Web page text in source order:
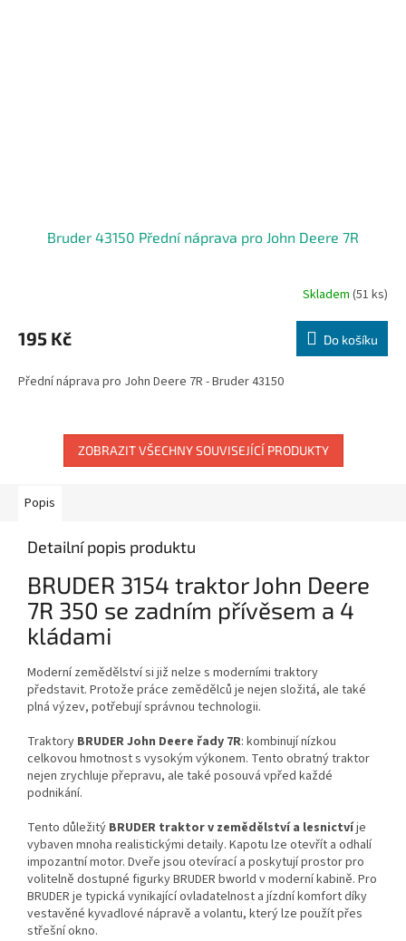
Bruder 43150 Přední náprava pro John Deere 7R
Skladem (51 ks)
195 Kč Do košíku
Přední náprava pro John Deere 7R - Bruder 43150
ZOBRAZIT VŠECHNY SOUVISEJÍCÍ PRODUKTY
Popis
Detailní popis produktu
BRUDER 3154 traktor John Deere
7R 350 se zadním přívěsem a 4
kládami
Moderní zemědělství si již nelze s moderními traktory
představit. Protože práce zemědělců je nejen složitá, ale také
plná výzev, potřebují správnou technologii.
Traktory BRUDER John Deere řady 7R: kombinují nízkou
celkovou hmotnost s vysokým výkonem. Tento obratný traktor
nejen zrychluje přepravu, ale také posouvá vpřed každé
podnikání.
Tento důležitý BRUDER traktor v zemědělství a lesnictvíje
vybaven mnoha realistickými detaily. Kapotu lze otevřít a odhalí
impozantní motor. Dveře jsou otevírací a poskytují prostor pro
volitelně dostupné figurky BRUDER bworld v moderní kabině. Pro
BRUDER je typická vynikající ovladatelnost a jízdní komfort díky
vestavěné kyvadlové nápravě a volantu, který lze použít přes
střešní okno.